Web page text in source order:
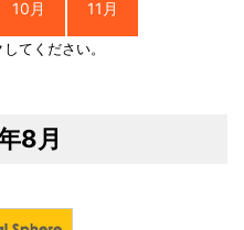
10月 11月
てください。
8月